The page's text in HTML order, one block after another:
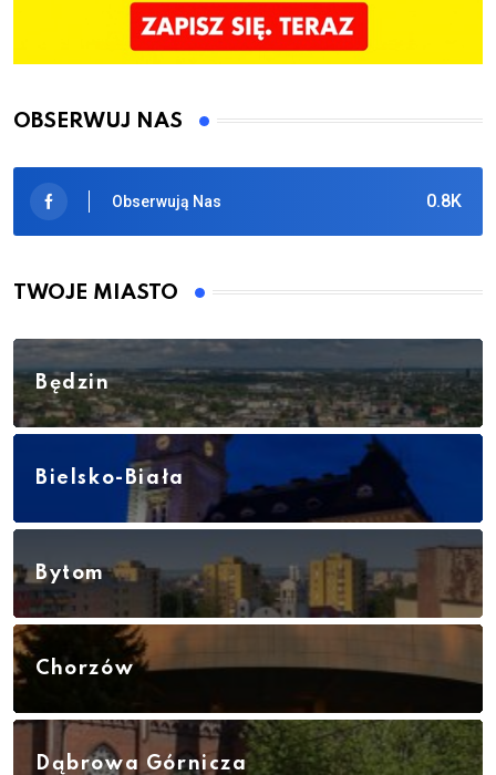
OBSERWUJ NAS
0.8K
Obserwują Nas
TWOJE MIASTO
Będzin
Bielsko-Biała
Bytom
Chorzów
Dąbrowa Górnicza